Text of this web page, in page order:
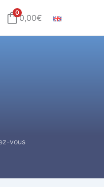
0
0,00€
vous